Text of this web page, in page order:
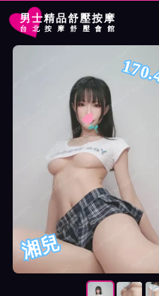
男士精品舒壓按摩
台北按摩舒壓會館
首頁
錦州館按摩師湘兒
湘兒
按摩師湘兒照片展示與影片介